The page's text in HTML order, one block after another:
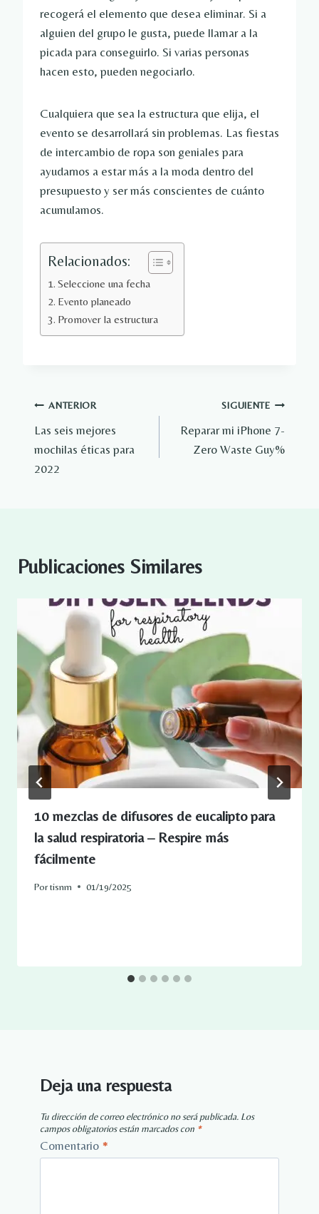
recogerá el elemento que desea eliminar. Si a
alguien del grupo le gusta, puede llamar a la
picada para conseguirlo. Si varias personas
hacen esto, pueden negociarlo.
Cualquiera que sea la estructura que elija, el
evento se desarrollará sin problemas. Las fiestas
de intercambio de ropa son geniales para
ayudarnos a estar más a la moda dentro del
presupuesto y ser más conscientes de cuánto
acumulamos.
Relacionados:
Seleccione una fecha
Evento planeado
Promover la estructura
Navegación
de
entradas
ANTERIOR
Las seis mejores
mochilas éticas para
2022
SIGUIENTE
Reparar mi iPhone 7-
Zero Waste Guy%
Publicaciones Similares
10 mezclas de difusores de eucalipto para
la salud respiratoria – Respire más
fácilmente
Portisnm 01/19/2025
Deja una respuesta
Tu dirección de correo electrónico no será publicada. Los
campos obligatorios están marcados con *
Comentario *